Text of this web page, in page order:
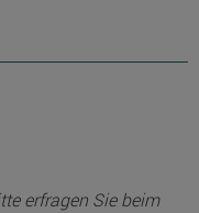
erfragen Sie beim